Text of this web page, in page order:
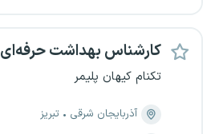
کارشناس بهداشت حرفه‌ای
تکنام کیهان پلیمر
آذربایجان شرقی
تبریز